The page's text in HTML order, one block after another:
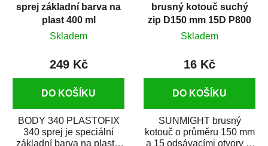
sprej základní barva na
plast 400 ml
Skladem
249 Kč
DO KOŠÍKU
BODY 340 PLASTOFIX
340 sprej je speciální
základní barva na plasty,
brusný kotouč suchý
zip D150 mm 15D P800
Skladem
16 Kč
DO KOŠÍKU
SUNMIGHT brusný
kotouč o průměru 150 mm
a 15 odsávacími otvory je